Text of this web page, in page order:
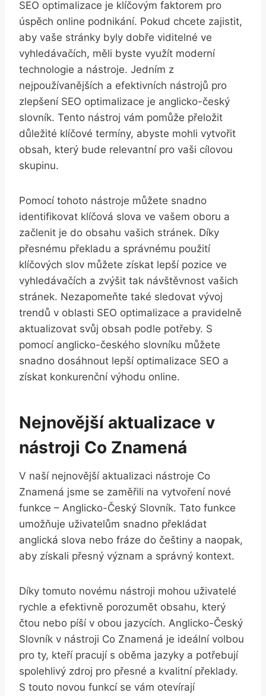
SEO optimalizace je klíčovým faktorem pro
úspěch online podnikání. Pokud chcete zajistit,
aby vaše stránky byly dobře viditelné ve
vyhledávačích, měli byste využít moderní
technologie a nástroje. Jedním z
nejpoužívanějších a efektivních nástrojů pro
zlepšení SEO optimalizace je anglicko-český
slovník. Tento nástroj vám pomůže přeložit
důležité klíčové termíny, abyste mohli vytvořit
obsah, který bude relevantní pro vaši cílovou
skupinu.
Pomocí tohoto nástroje můžete snadno
identifikovat klíčová slova ve vašem oboru a
začlenit je do obsahu vašich stránek. Díky
přesnému překladu a správnému použití
klíčových slov můžete získat lepší pozice ve
vyhledávačích a zvýšit tak návštěvnost vašich
stránek. Nezapomeňte také sledovat vývoj
trendů v oblasti SEO optimalizace a pravidelně
aktualizovat svůj obsah podle potřeby. S
pomocí anglicko-českého slovníku můžete
snadno dosáhnout lepší optimalizace SEO a
získat konkurenční výhodu online.
Nejnovější aktualizace v
nástroji Co Znamená
V naší nejnovější aktualizaci nástroje Co
Znamená jsme se zaměřili na vytvoření nové
funkce – Anglicko-Český Slovník. Tato funkce
umožňuje uživatelům snadno překládat
anglická slova nebo fráze do češtiny a naopak,
aby získali přesný význam a správný kontext.
Díky tomuto novému nástroji mohou uživatelé
rychle a efektivně porozumět obsahu, který
čtou nebo píší v obou jazycích. Anglicko-Český
Slovník v nástroji Co Znamená je ideální volbou
pro ty, kteří pracují s oběma jazyky a potřebují
spolehlivý zdroj pro přesné a kvalitní překlady.
S touto novou funkcí se vám otevírají